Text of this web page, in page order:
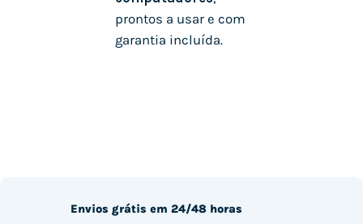
prontos a usar e com
garantia incluída.
Envios grátis em 24/48 horas